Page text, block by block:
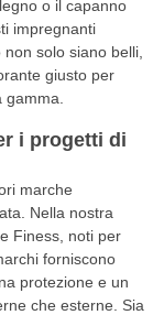
o il capanno
impregnanti
solo siano belli,
giusto per
i progetti di
marche
Nella nostra
Finess, noti per
forniscono
protezione e un
che esterne. Sia